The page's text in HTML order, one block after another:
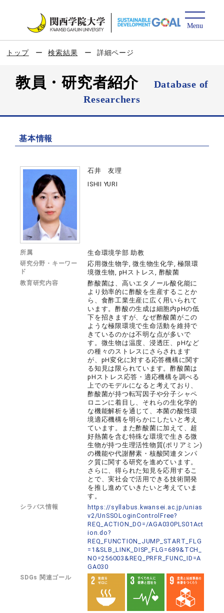
トップ 検索結果 詳細ページ
教員・研究者紹介
Database of
Researchers
基本情報
石井 友理
ISHII YURI
所属 生命環境学部 助教
研究分野・キーワー
ド
応用微生物学, 微生物生化学, 極限環
境微生物, pHストレス, 酢酸菌
教育研究内容
酢酸菌は、高いエタノール酸化能に
より効率的に酢酸を生産することか
ら、食酢工業生産に広く用いられて
います。酢酸の生成は細胞内pHの低
下を招きますが、なぜ酢酸菌がこの
ような極限環境で生命活動を維持で
きているのかは不明な点が多いで
す。微生物は温度、浸透圧、pHなど
の種々のストレスにさらされます
が、pH変化に対する応答機構に関す
る知見は限られています。酢酸菌は
pHストレス応答・適応機構を調べる
上でのモデルになると考えており、
酢酸菌が持つ転写因子や分子シャペ
ロニンに着目し、それらの生化学的
な機能解析を通じて、本菌の酸性環
境適応機構を明らかにしたいと考え
ています。また酢酸菌に加えて、超
好熱菌を含む特殊な環境で生きる微
生物が持つ生理活性物質(ポリアミン)
の機能や代謝酵素・核酸関連タンパ
ク質に関する研究を進めています。
さらに、得られた知見を応用するこ
とで、実社会で活用できる技術開発
を推し進めていきたいと考えていま
す。
シラバス情報
https://syllabus.kwansei.ac.jp/unias
v2/UnSSOLoginControlFree?
REQ_ACTION_DO=/AGA030PLS01Act
ion.do?
REQ_FUNCTION_JUMP_START_FLG
=1&SLB_LINK_DISP_FLG=689&TCH_
NO=256003&REQ_PRFR_FUNC_ID=A
GA030
SDGs 関連ゴール